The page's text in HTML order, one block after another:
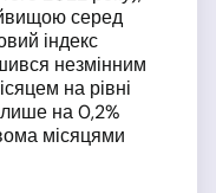
серед
індекс
незмінним
на рівні
лише на 0,2%
місяцями